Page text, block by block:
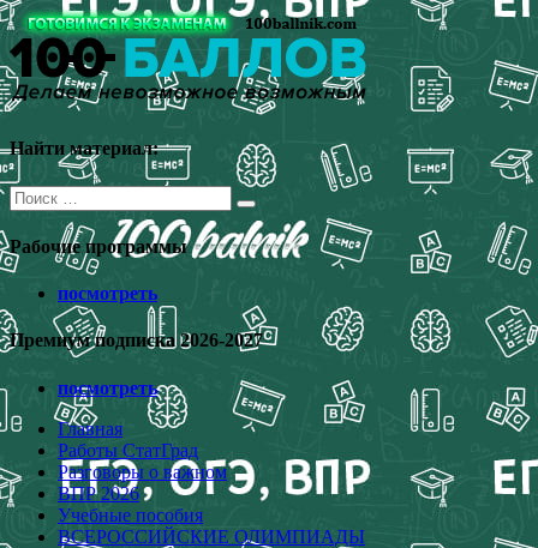
Перейти
к
содержимому
Найти материал:
Поиск
для:
Рабочие программы
посмотреть
Премиум подписка 2026-2027
посмотреть
Главная
Работы СтатГрад
Разговоры о важном
ВПР 2026
Учебные пособия
ВСЕРОССИЙСКИЕ ОЛИМПИАДЫ